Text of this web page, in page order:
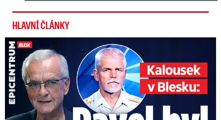
HLAVNÍ ČLÁNKY
Kalousek o prezidentovi: S Pavlem jsem se nesmířil!